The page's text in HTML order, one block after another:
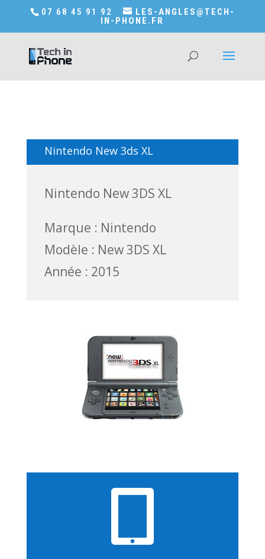
Accédez a Shop-in-tech-in-phone
07 68 45 91 92
LES-ANGLES@TECH-
IN-PHONE.FR
Nintendo New 3ds XL
Nintendo New 3DS XL
Marque : Nintendo
Modèle : New 3DS XL
Année : 2015